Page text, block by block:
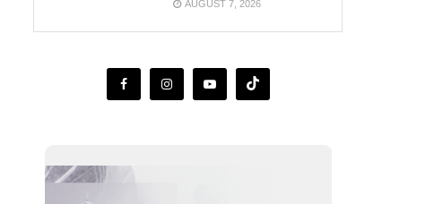
AUGUST 7, 2026